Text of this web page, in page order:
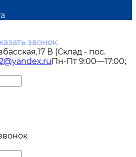
звонок
В (Склад - пос.
Пн-Пт 9:00—17:00;